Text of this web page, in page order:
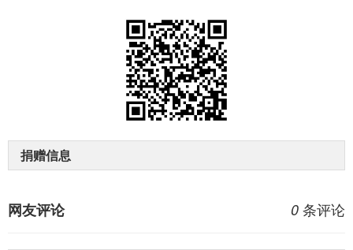
捐赠信息
0 条评论
网友评论